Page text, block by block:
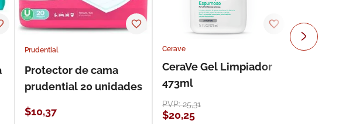
Prudential
Protector de cama
prudential 20 unidades
$10,37
Cerave
CeraVe Gel Limpiador
473ml
PVP:25,31
$20,25